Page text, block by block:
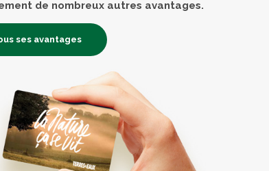
de nombreux autres avantages.
ses avantages